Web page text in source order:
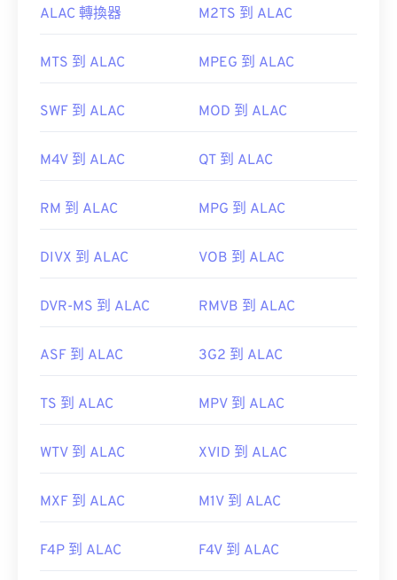
ALAC 轉換器 M2TS 到 ALAC
MTS 到 ALAC MPEG 到 ALAC
SWF 到 ALAC MOD 到 ALAC
M4V 到 ALAC QT 到 ALAC
RM 到 ALAC MPG 到 ALAC
DIVX 到 ALAC VOB 到 ALAC
DVR-MS 到 ALAC RMVB 到 ALAC
ASF 到 ALAC 3G2 到 ALAC
TS 到 ALAC MPV 到 ALAC
WTV 到 ALAC XVID 到 ALAC
MXF 到 ALAC M1V 到 ALAC
F4P 到 ALAC F4V 到 ALAC